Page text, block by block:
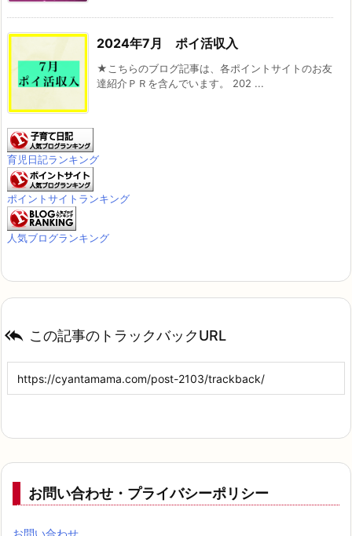
2024年7月 ポイ活収入
★こちらのブログ記事は、各ポイントサイトのお友
達紹介ＰＲを含んでいます。 202 ...
育児日記ランキング
ポイントサイトランキング
人気ブログランキング
 この記事のトラックバックURL
お問い合わせ・プライバシーポリシー